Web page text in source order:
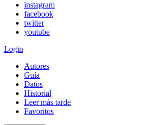
instagram
facebook
twitter
youtube
Login
Autores
Guía
Datos
Historial
Leer más tarde
Favoritos